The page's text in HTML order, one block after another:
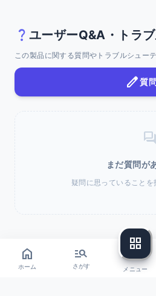
question_mark ユーザーQ&A・トラ
この製品に関する質問やトラブルシュー
edit質
forum
まだ質問が
疑問に思っていることを
home
ホーム
manage_search
さがす
grid_view
メニュー